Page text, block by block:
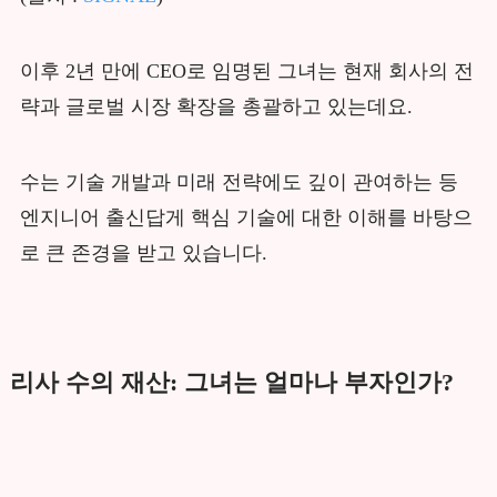
이후 2년 만에 CEO로 임명된 그녀는 현재 회사의 전
략과 글로벌 시장 확장을 총괄하고 있는데요.
수는 기술 개발과 미래 전략에도 깊이 관여하는 등
엔지니어 출신답게 핵심 기술에 대한 이해를 바탕으
로 큰 존경을 받고 있습니다.
리사 수의 재산: 그녀는 얼마나 부자인가?